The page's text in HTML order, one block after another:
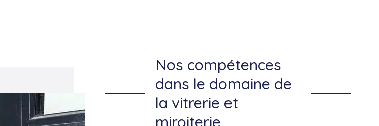
Nos compétences
dans le domaine de
la vitrerie et
miroiterie